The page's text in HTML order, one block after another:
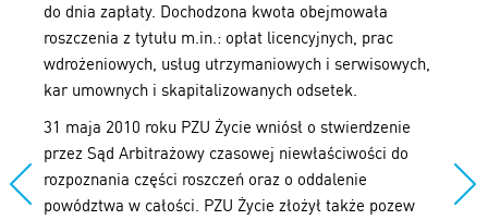
do dnia zapłaty. Dochodzona kwota obejmowała
roszczenia z tytułu m.in.: opłat licencyjnych, prac
wdrożeniowych, usług utrzymaniowych i serwisowych,
kar umownych i skapitalizowanych odsetek.
31 maja 2010 roku PZU Życie wniósł o stwierdzenie
przez Sąd Arbitrażowy czasowej niewłaściwości do
rozpoznania części roszczeń oraz o oddalenie
powództwa w całości. PZU Życie złożył także pozew